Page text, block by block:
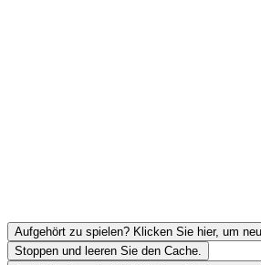
Aufgehört zu spielen? Klicken Sie hier, um
Stoppen und leeren Sie den Cache.